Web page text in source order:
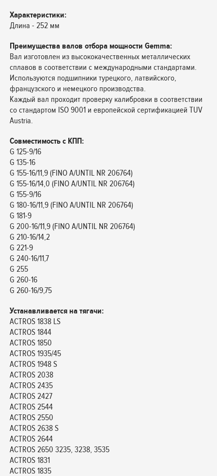
Характеристики:
Длина - 252 мм
Преимущества валов отбора мощности Gemma:
Вал изготовлен из высококачественных металлических
сплавов в соответствии с международными стандартами.
Используются подшипники турецкого, латвийского,
французского и немецкого производства.
Каждый вал проходит проверку калибровки в соответствии
со стандартом ISO 9001 и европейской сертификацией TUV
Austria.
Совместимость с КПП:
G 125-9/16
G 135-16
G 155-16/11,9 (FINO A/UNTIL NR 206764)
G 155-16/14,0 (FINO A/UNTIL NR 206764)
G 155-9/16
G 180-16/11,9 (FINO A/UNTIL NR 206764)
G 181-9
G 200-16/11,9 (FINO A/UNTIL NR 206764)
G 210-16/14,2
G 221-9
G 240-16/11,7
G 255
G 260-16
G 260-16/9,75
Устанавливается на тягачи:
ACTROS 1838 LS
ACTROS 1844
ACTROS 1850
ACTROS 1935/45
ACTROS 1948 S
ACTROS 2038
ACTROS 2435
ACTROS 2427
ACTROS 2544
ACTROS 2550
ACTROS 2638 S
ACTROS 2644
ACTROS 2650 3235, 3238, 3535
ACTROS 1831
ACTROS 1835